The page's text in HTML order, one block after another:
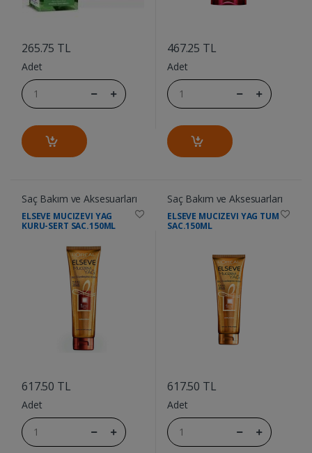
265.75 TL
Adet
467.25 TL
Adet
Saç Bakım ve Aksesuarları
ELSEVE MUCIZEVI YAG
KURU-SERT SAC.150ML
617.50 TL
Adet
Saç Bakım ve Aksesuarları
ELSEVE MUCIZEVI YAG TUM
SAC.150ML
617.50 TL
Adet